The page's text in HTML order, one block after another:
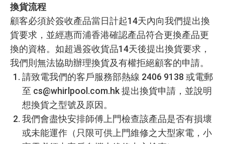
換貨流程
顧客必須於簽收產品當日計起14天內向我們提出換
貨要求，並經惠而浦香港確認產品符合更換產品更
換的資格。如超過簽收貨品14天後提出換貨要求，
我們則無法協助辦理換貨及有權拒絕顧客的申請。
請致電我們的客戶服務部熱線 2406 9138 或電郵
至 cs@whirlpool.com.hk 提出換貨申請，並說明
想換貨之型號及原因。
我們會盡快安排師傅上門檢查該產品是否有損壞
或未能運作（只限可供上門維修之大型家電，小